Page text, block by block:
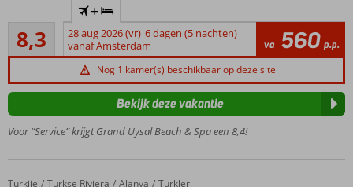
bad
familiehotel
nabij het
privéstrand,
met
familiekamers
en zwembad
Een van
favoriete
8,3Zeer goed
516
beoordelingen
+
28 aug 2026 (vr) 6 dagen (5 nachten)
vanaf Amsterdam
va 560 p.p.
Nog 1 kamer(s) beschikbaar op deze site
Voor “Service” krijgt Grand Uysal Beach & Spa een 8,4!
Bekijk deze vakantie
Home
Turkije Turkse Riviera Alanya Turkler
Eftalia Village